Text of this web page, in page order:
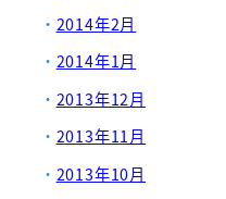
2014年2月
2014年1月
2013年12月
2013年11月
2013年10月